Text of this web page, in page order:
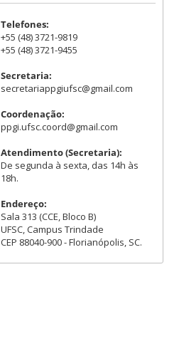
Telefones:
+55 (48) 3721-9819
+55 (48) 3721-9455
Secretaria:
secretariappgiufsc@gmail.com
Coordenação:
ppgi.ufsc.coord@gmail.com
Atendimento (Secretaria):
De segunda à sexta, das 14h às
18h.
Endereço:
Sala 313 (CCE, Bloco B)
UFSC, Campus Trindade
CEP 88040-900 - Florianópolis, SC.